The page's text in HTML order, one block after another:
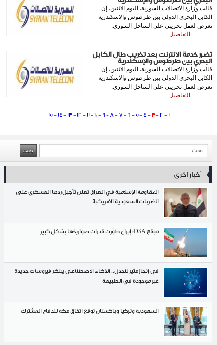
قالت وزارة الاتصالات السورية، اليوم الاثنين، إن
الكابل البحري الدولي بين طرطوس والاسكندرية
تعرض لعمل تخريبي على الساحل السوري.
....التفاصيل
تضرر خدمة الانترنت بعد تخريب طال الكابل
البحري بين طرطوس والإسكندرية
قالت وزارة الاتصالات السورية، اليوم الاثنين، إن
الكابل البحري الدولي بين طرطوس والاسكندرية
تعرض لعمل تخريبي على الساحل السوري.
....التفاصيل
1
-
2
-
3
-
4
-
5
-
6
-
7
-
8
-
9
-
10
-
11
-
12
-
13
-
14
-
15
أخبار اخرى
المقاومة الإسلامية في العراق تعلن تأجيل ردها العسكري على
الضربات السعودية الأمريكية
موقع DSA: إيران طوّرت قدرات صواريخها بشكل كبير
في إنجاز مثير للجدل.. الذكاء الاصطناعي يبتكر فيروسات جديدة
غير موجودة في الطبيعة
السعودية وتركيا وباكستان توقع اتفاق مكة للدفاع المشترك